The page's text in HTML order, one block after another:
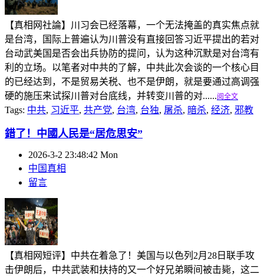
【真相网社論】川习会已经落幕，一个无法掩盖的真实焦点就
是台湾，国际上普遍认为川普没有直接回答习近平提出的若对
台动武美国是否会出兵协防的提问，认为这种沉默是对台湾有
利的立场。以笔者对中共的了解，中共此次会谈的一个核心目
的已经达到，不是贸易关税、也不是伊朗，就是要通过高调强
硬的施压来试探川普对台底线，并转变川普的对......阅全文
Tags: 中共, 习近平, 共产党, 台湾, 台独, 屠杀, 暗杀, 经济, 邪教
錯了！中國人民是“居危思安”
2026-3-2 23:48:42 Mon
中国真相
留言
【真相网短评】中共在着急了！美国与以色列2月28日联手攻
击伊朗后，中共武装和扶持的又一个好兄弟瞬间被击毙，这二